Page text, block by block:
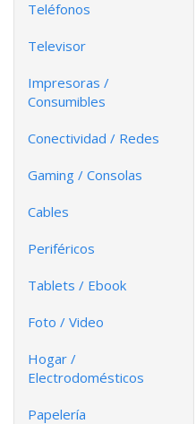
Teléfonos
Televisor
Impresoras /
Consumibles
Conectividad / Redes
Gaming / Consolas
Cables
Periféricos
Tablets / Ebook
Foto / Video
Hogar /
Electrodomésticos
Papelería